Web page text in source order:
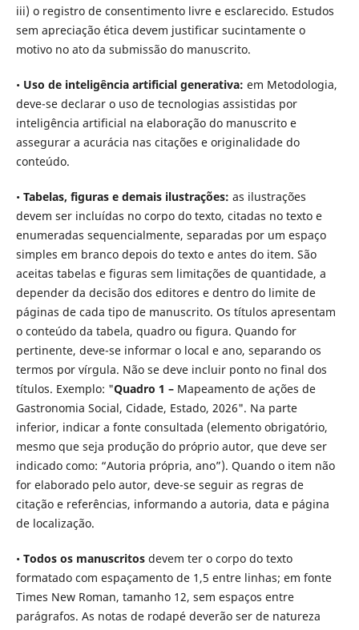
iii) o registro de consentimento livre e esclarecido. Estudos
sem apreciação ética devem justificar sucintamente o
motivo no ato da submissão do manuscrito.
• Uso de inteligência artificial generativa: em Metodologia,
deve-se declarar o uso de tecnologias assistidas por
inteligência artificial na elaboração do manuscrito e
assegurar a acurácia nas citações e originalidade do
conteúdo.
• Tabelas, figuras e demais ilustrações: as ilustrações
devem ser incluídas no corpo do texto, citadas no texto e
enumeradas sequencialmente, separadas por um espaço
simples em branco depois do texto e antes do item. São
aceitas tabelas e figuras sem limitações de quantidade, a
depender da decisão dos editores e dentro do limite de
páginas de cada tipo de manuscrito. Os títulos apresentam
o conteúdo da tabela, quadro ou figura. Quando for
pertinente, deve-se informar o local e ano, separando os
termos por vírgula. Não se deve incluir ponto no final dos
títulos. Exemplo: "Quadro 1 –Mapeamento de ações de
Gastronomia Social, Cidade, Estado, 2026". Na parte
inferior, indicar a fonte consultada (elemento obrigatório,
mesmo que seja produção do próprio autor, que deve ser
indicado como: “Autoria própria, ano”). Quando o item não
for elaborado pelo autor, deve-se seguir as regras de
citação e referências, informando a autoria, data e página
de localização.
• Todos os manuscritosdevem ter o corpo do texto
formatado com espaçamento de 1,5 entre linhas; em fonte
Times New Roman, tamanho 12, sem espaços entre
parágrafos. As notas de rodapé deverão ser de natureza